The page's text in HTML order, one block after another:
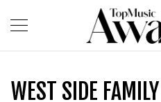
WEST SIDE FAMILY